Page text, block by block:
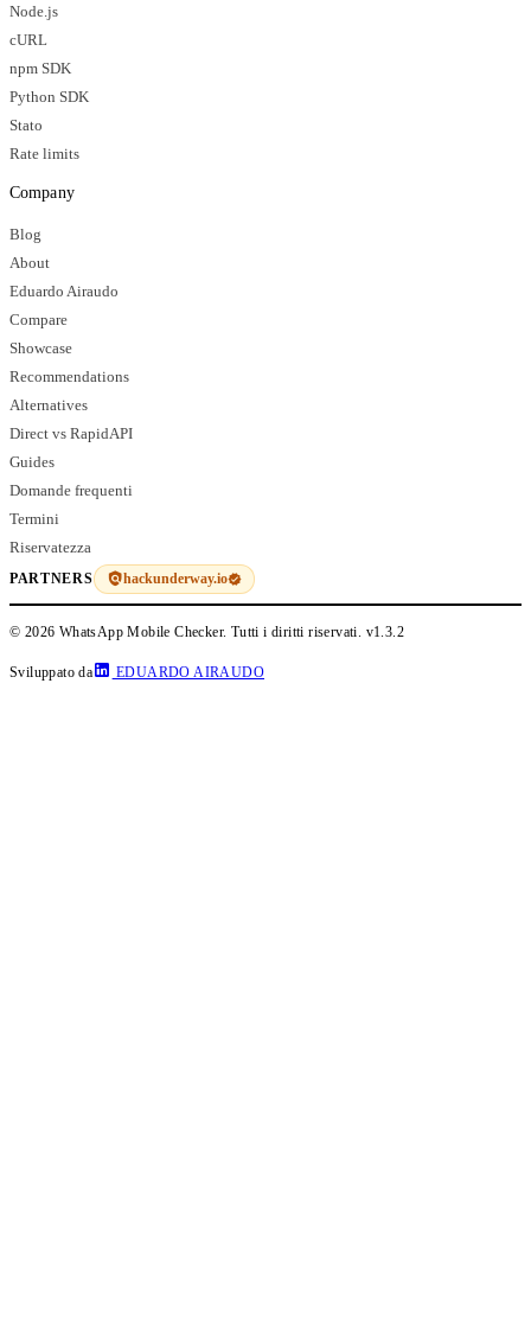
Node.js
cURL
npm SDK
Python SDK
Stato
Rate limits
Company
Blog
About
Eduardo Airaudo
Compare
Showcase
Recommendations
Alternatives
Direct vs RapidAPI
Guides
Domande frequenti
Termini
Riservatezza
PARTNERS hackunderway.io
© 2026 WhatsApp Mobile Checker. Tutti i diritti riservati. v1.3.2
Sviluppato da EDUARDO AIRAUDO